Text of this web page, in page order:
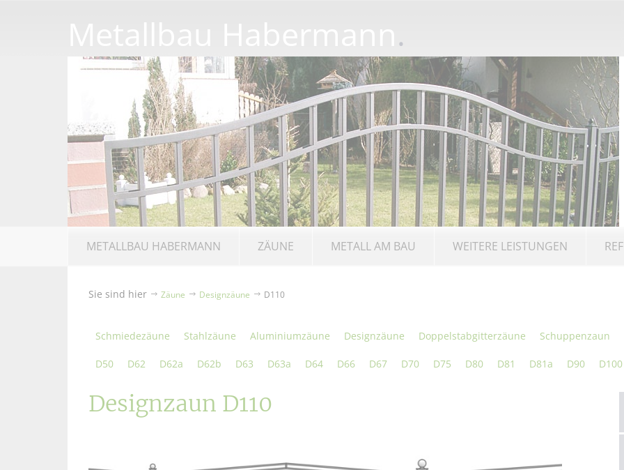
.
METALLBAU HABERMANN ZÄUNE METALL AM BAU WEITERE LEISTUNGEN
Sie sind hier Zäune Designzäune D110
Schmiedezäune Stahlzäune Aluminiumzäune Designzäune Doppelstabgitterzäune Schuppenzaun
D50 D62 D62a D62b D63 D63a D64 D66 D67 D70 D75 D80 D81 D81a D90 D100
Designzaun D110